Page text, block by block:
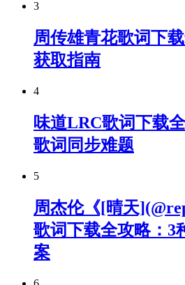
3
周传雄青花歌词下
获取指南
4
味道LRC歌词下载
歌词同步难题
5
周杰伦《[晴天
歌词下载全攻略：3
案